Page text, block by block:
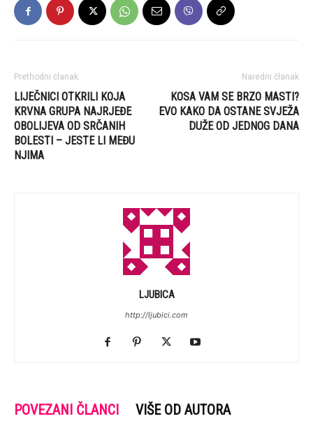
Prethodni članak
LIJEČNICI OTKRILI KOJA
KRVNA GRUPA NAJRJEĐE
OBOLIJEVA OD SRČANIH
BOLESTI – JESTE LI MEĐU
NJIMA
Naredni članak
KOSA VAM SE BRZO MASTI?
EVO KAKO DA OSTANE SVJEŽA
DUŽE OD JEDNOG DANA
LJUBICA
http://ljubici.com
POVEZANI ČLANCI VIŠE OD AUTORA